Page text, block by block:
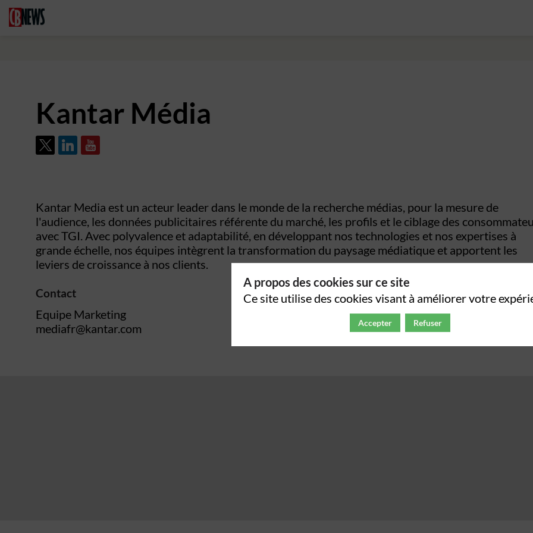
Kantar Média
Kantar Media est un acteur leader dans le monde de la recherche médias, pour la mesure de
l'audience, les données publicitaires référente du marché, les profils et le ciblage des
avec TGI. Avec polyvalence et adaptabilité, en développant nos technologies et nos expertises à
grande échelle, nos équipes intègrent la transformation du paysage médiatique et apportent les
leviers de croissance à nos clients.
Contact
Equipe Marketing
mediafr@kantar.com
A propos des cookies sur ce site
Ce site utilise des cookies visant à améliorer votre
Accepter Refuser